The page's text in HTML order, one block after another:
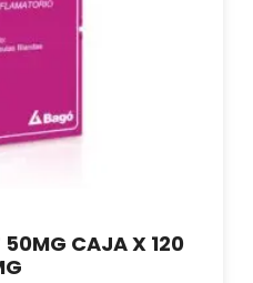
50MG CAJA X 120